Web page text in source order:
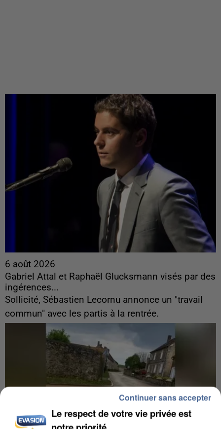
6 août 2026
Gabriel Attal et Raphaël Glucksmann visés par des
ingérences...
Sollicité, Sébastien Lecornu annonce un "travail
commun" avec les partis à la rentrée.
Le respect de votre vie privée est
Continuer sans accepter